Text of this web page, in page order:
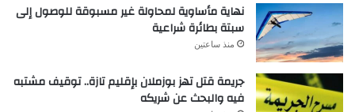
نهاية مأساوية لمحاولة غير مسبوقة للوصول إلى
سبتة بطائرة شراعية
منذ ساعتين
جريمة قتل تهز بوزملان بإقليم تازة.. توقيف مشتبه
فيه والبحث عن شريكه